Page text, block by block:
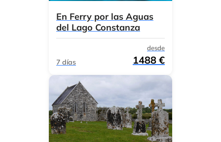
En Ferry por las Aguas
del Lago Constanza
7 días
desde
1488 €